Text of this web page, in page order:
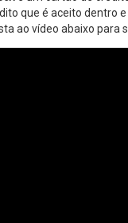
que é aceito dentro
ao vídeo abaixo